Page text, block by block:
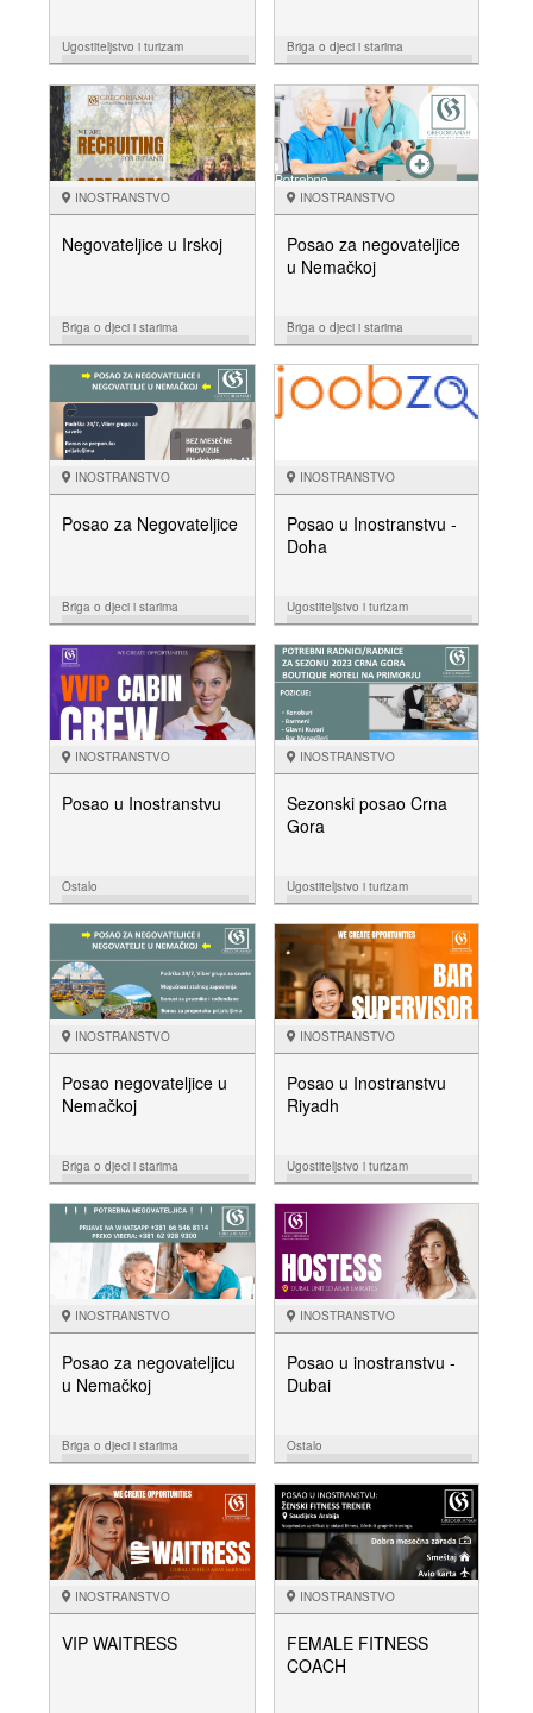
Ugostiteljstvo i turizam
NUDIM
Briga o djeci i starima
NUDIM
INOSTRANSTVO
Negovateljice u Irskoj
Briga o djeci i starima
NUDIM
INOSTRANSTVO
Posao za negovateljice
u Nemačkoj
Briga o djeci i starima
NUDIM
INOSTRANSTVO
Posao za Negovateljice
Briga o djeci i starima
NUDIM
INOSTRANSTVO
Posao u Inostranstvu -
Doha
Ugostiteljstvo i turizam
NUDIM
INOSTRANSTVO
Posao u Inostranstvu
Ostalo
NUDIM
INOSTRANSTVO
Sezonski posao Crna
Gora
Ugostiteljstvo i turizam
NUDIM
INOSTRANSTVO
Posao negovateljice u
Nemačkoj
Briga o djeci i starima
NUDIM
INOSTRANSTVO
Posao u Inostranstvu
Riyadh
Ugostiteljstvo i turizam
NUDIM
INOSTRANSTVO
Posao za negovateljicu
u Nemačkoj
Briga o djeci i starima
NUDIM
INOSTRANSTVO
Posao u inostranstvu -
Dubai
Ostalo
INOSTRANSTVO
VIP WAITRESS
INOSTRANSTVO
FEMALE FITNESS
COACH